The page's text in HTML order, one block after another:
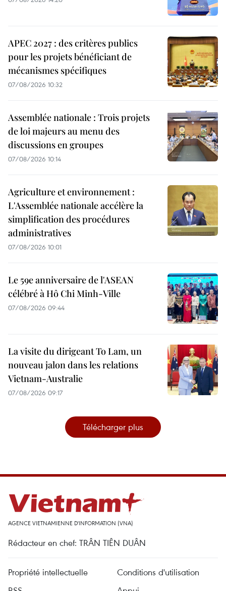
APEC 2027 : des critères publics
pour les projets bénéficiant de
mécanismes spécifiques
07/08/2026 10:32
Assemblée nationale : Trois projets
de loi majeurs au menu des
discussions en groupes
07/08/2026 10:14
Agriculture et environnement :
L'Assemblée nationale accélère la
simplification des procédures
administratives
07/08/2026 10:01
Le 59e anniversaire de l'ASEAN
célébré à Hô Chi Minh-Ville
07/08/2026 09:44
La visite du dirigeant To Lam, un
nouveau jalon dans les relations
Vietnam-Australie
07/08/2026 09:17
Télécharger plus
AGENCE VIETNAMIENNE D'INFORMATION (VNA)
Rédacteur en chef: TRÂN TIÊN DUÂN
Propriété intellectuelle
Conditions d'utilisation